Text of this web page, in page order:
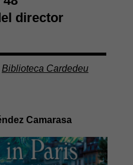
director
Biblioteca Cardedeu
Camarasa